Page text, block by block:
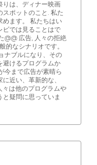
りは、ディナー映画
ポットのこと. 私た
めます。 私たちはい
ビでは見ることはで
@@ 広告, 人々の拒絶
的なシナリオです。
ナブルになり、その
避けるプログラムか
今まで広告が素晴ら
近い、革新的な、
々は他のプログラムや
疑問に思っていま